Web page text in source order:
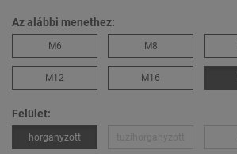
Az alábbi menethez:
M6 M8
M12 M16
Felület:
horganyzott